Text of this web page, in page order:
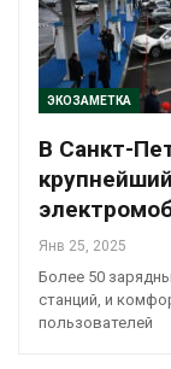
ЭКОЗАМЕТКА
В Санкт-
Янв 25, 2025
Более 50
станций, и
пользователей